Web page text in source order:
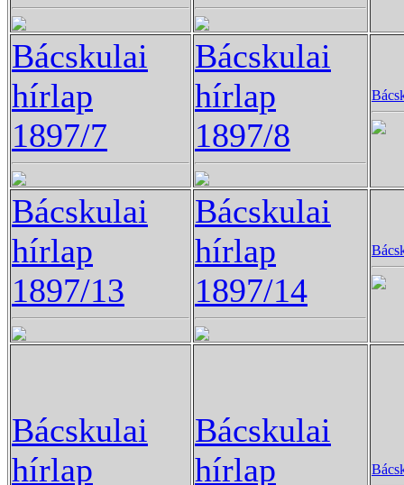
Bácskulai
hírlap
1897/7
Bácskulai
hírlap
1897/8
Bácskulai
hírlap
1897/13
Bácskulai
hírlap
1897/14
Bácskulai
hírlap
Bácskulai
hírlap